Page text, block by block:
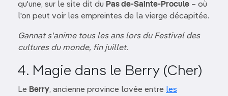
qu'une, sur le site dit du Pas de-Sainte-Procule – où
l'on peut voir les empreintes de la vierge décapitée.
Gannat s'anime tous les ans lors du Festival des
cultures du monde, fin juillet.
4. Magie dans le Berry (Cher)
Le Berry, ancienne province lovée entre les